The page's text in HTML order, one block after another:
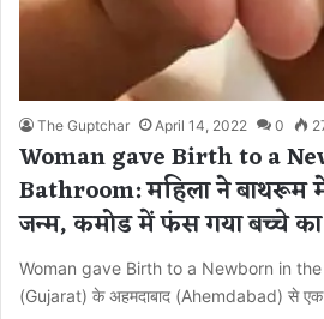
The Guptchar April 14, 2022 0
Woman gave Birth to a
Bathroom: महिला ने बाथरूम
जन्म, कमोड में फंस गया बच्चे
Woman gave Birth to a Newborn in the
(Gujarat) के अहमदाबाद (Ahemdabad) से एक